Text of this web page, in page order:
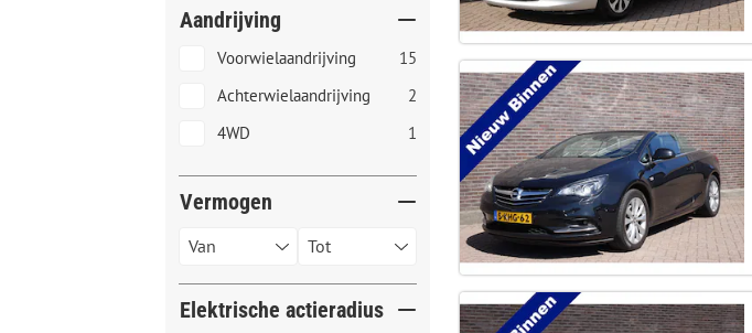
Aandrijving
Voorwielaandrijving
15
Achterwielaandrijving
2
4WD
1
Vermogen
Elektrische actieradius